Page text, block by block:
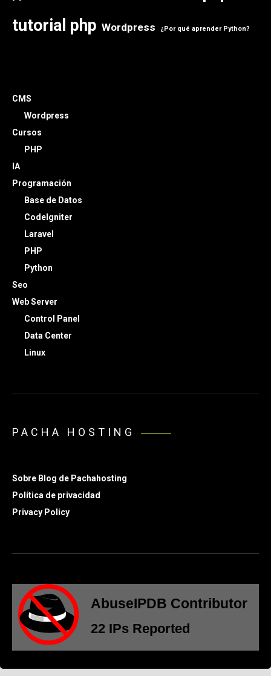
tutorial php Wordpress ¿Por qué aprender Python?
CMS
Wordpress
Cursos
PHP
IA
Programación
Base de Datos
CodeIgniter
Laravel
PHP
Python
Seo
Web Server
Control Panel
Data Center
Linux
PACHA HOSTING
Sobre Blog de Pachahosting
Política de privacidad
Privacy Policy